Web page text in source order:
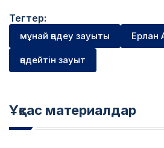
Тегтер:
мұнай өңдеу зауыты Ерлан
өңдейтін зауыт
Ұқсас материалдар